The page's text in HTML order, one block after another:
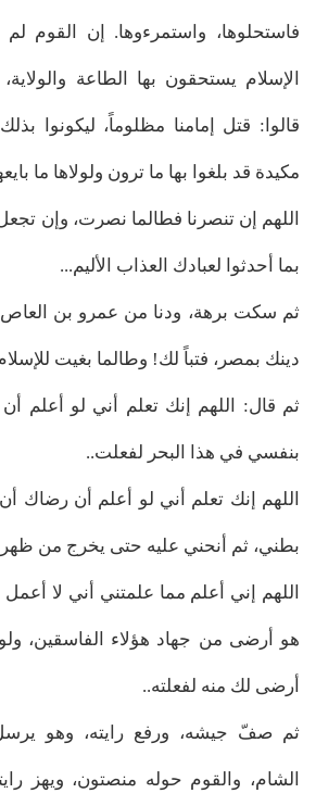
فاستحلوها، واستمرءوها. إن القوم
الإسلام يستحقون بها الطاعة
قالوا: قتل إمامنا مظلوماً، ليكونوا
مكيدة قد بلغوا بها ما ترون ولولاها ما
اللهم إن تنصرنا فطالما نصرت، وإن
بما أحدثوا لعبادك العذاب الأليم...
ثم سكت برهة، ودنا من عمرو بن
دينك بمصر، فتباً لك! وطالما بغيت
ثم قال: اللهم إنك تعلم أني لو أعلم
بنفسي في هذا البحر لفعلت..
اللهم إنك تعلم أني لو أعلم أن
بطني، ثم أنحني عليه حتى يخرج من
اللهم إني أعلم مما علمتني أني لا أعمل
هو أرضى من جهاد هؤلاء الفاسقين،
أرضى لك منه لفعلته..
ثم صفّ جيشه، ورفع رايته، وهو
الشام، والقوم حوله منصتون، ويهز